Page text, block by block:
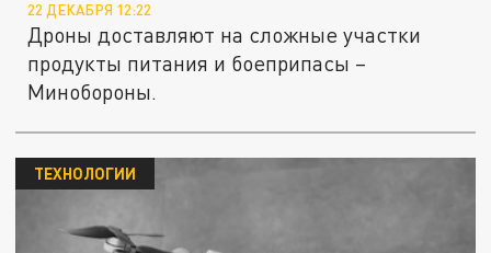
22 ДЕКАБРЯ 12:22
Дроны доставляют на сложные участки
продукты питания и боеприпасы –
Минобороны.
ТЕХНОЛОГИИ